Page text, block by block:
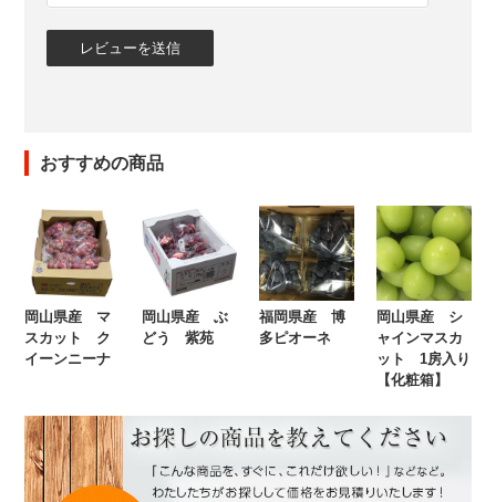
おすすめの商品
岡山県産 マ
スカット ク
イーンニーナ
岡山県産 ぶ
どう 紫苑
福岡県産 博
多ピオーネ
岡山県産 シ
ャインマスカ
ット 1房入り
【化粧箱】